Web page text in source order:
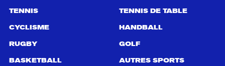
TENNIS
CYCLISME
RUGBY
BASKETBALL
TENNIS DE TABLE
HANDBALL
GOLF
AUTRES SPORTS